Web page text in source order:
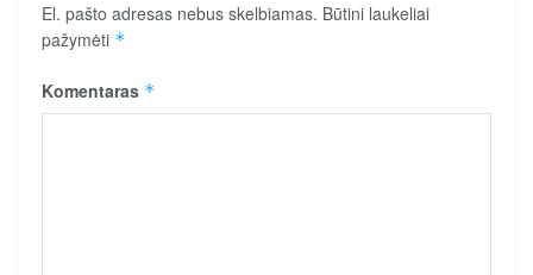
El. pašto adresas nebus skelbiamas. Būtini laukeliai
pažymėti *
Komentaras *